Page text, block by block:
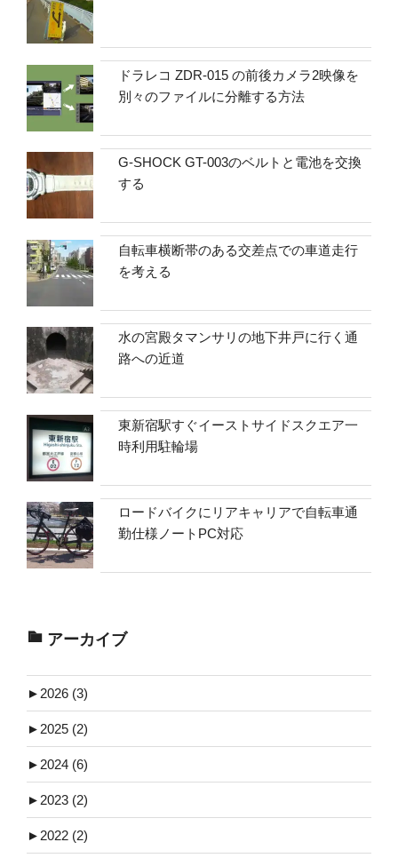
ドラレコ ZDR-015 の前後カメラ2映像を
別々のファイルに分離する方法
G-SHOCK GT-003のベルトと電池を交換
する
自転車横断帯のある交差点での車道走行
を考える
水の宮殿タマンサリの地下井戸に行く通
路への近道
東新宿駅すぐイーストサイドスクエア一
時利用駐輪場
ロードバイクにリアキャリアで自転車通
勤仕様ノートPC対応
アーカイブ
► 2026 (3)
► 2025 (2)
► 2024 (6)
► 2023 (2)
► 2022 (2)